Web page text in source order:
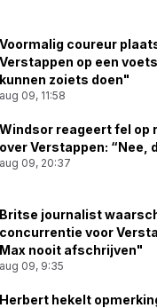
Voormalig coureur
Verstappen op een
kunnen zoiets doen"
aug 09, 11:58
Windsor reageert fel op
over Verstappen: “Nee,
aug 09, 20:37
Britse journalist
concurrentie voor
Max nooit afschrijven"
aug 09, 9:35
Herbert hekelt